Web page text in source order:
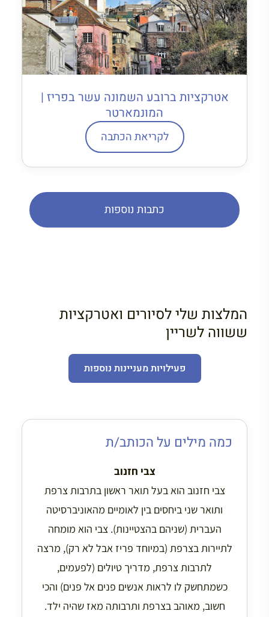
אטרקציות ברובע השמונה עשר בפריז |
המונמארטר
לקריאת הכתבה
כתבות נוספות
המלצות שלי לסיורים ואטרקציות
ששווה לשריין
פעילויות מעניינות נוספות
כמה מילים על הכותב/ת
צבי חזנוב
צבי חזנוב הוא בעל תואר ראשון בתרבות צרפת
ותואר שני ביחסים בין לאומיים מהאוניברסיטה
העברית (שניהם בהצטיינות). צבי הוא מומחה
לתיירות בצרפת (במיוחד פריז אבל לא רק), מרצה
לתרבות צרפת, מדריך טיולים (לפעמים,
כשמתחשק לו לראות אנשים פנים אל פנים) והכי
חשוב, מאוהב בצרפת ותרבותה מאז שהיה ילד.